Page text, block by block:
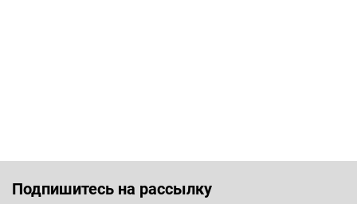
Подпишитесь на рассылку